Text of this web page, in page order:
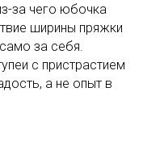
за чего юбочка
ширины пряжки
за себя.
с пристрастием
а не опыт в